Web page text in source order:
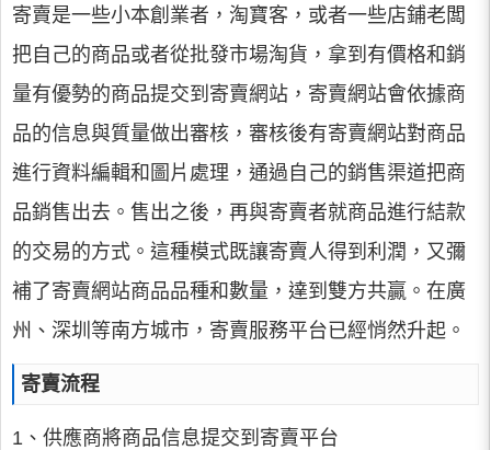
寄賣是一些小本創業者，淘寶客，或者一些店鋪老闆
把自己的商品或者從批發市場淘貨，拿到有價格和銷
量有優勢的商品提交到寄賣網站，寄賣網站會依據商
品的信息與質量做出審核，審核後有寄賣網站對商品
進行資料編輯和圖片處理，通過自己的銷售渠道把商
品銷售出去。售出之後，再與寄賣者就商品進行結款
的交易的方式。這種模式既讓寄賣人得到利潤，又彌
補了寄賣網站商品品種和數量，達到雙方共贏。在廣
州、深圳等南方城市，寄賣服務平台已經悄然升起。
寄賣流程
1、供應商將商品信息提交到寄賣平台